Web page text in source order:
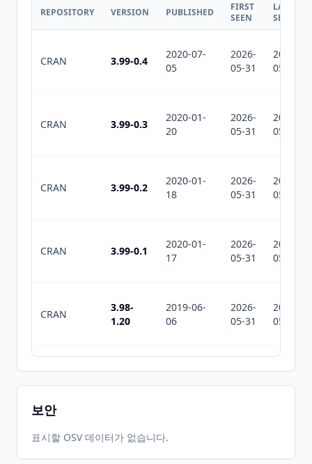
REPOSITORY VERSION PUBLISHED
FIRST
SEEN
LAST
SEEN
CRAN 3.99-0.4
2020-07-
05
2026-
05-31
2026-
05-31
CRAN 3.99-0.3
2020-01-
20
2026-
05-31
2026-
05-31
CRAN 3.99-0.2
2020-01-
18
2026-
05-31
2026-
05-31
CRAN 3.99-0.1
2020-01-
17
2026-
05-31
2026-
05-31
CRAN
3.98-
1.20
2019-06-
06
2026-
05-31
2026-
05-31
3.98-
1.19
2019-03-
06
2026-
05-31
2026-
05-31
CRAN
3.98-
보안
표시할 OSV 데이터가 없습니다.